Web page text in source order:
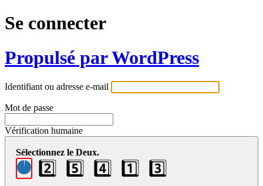
Se connecter
Propulsé par WordPress
Identifiant ou adresse e-mail
Mot de passe
Vérification humaine
Sélectionnez le Deux.
2️⃣ 5️⃣ 4️⃣ 1️⃣ 3️⃣